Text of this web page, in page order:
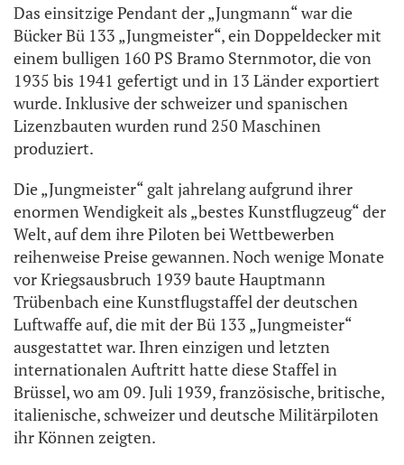
Das einsitzige Pendant der „Jungmann“ war die
Bücker Bü 133 „Jungmeister“, ein Doppeldecker mit
einem bulligen 160 PS Bramo Sternmotor, die von
1935 bis 1941 gefertigt und in 13 Länder exportiert
wurde. Inklusive der schweizer und spanischen
Lizenzbauten wurden rund 250 Maschinen
produziert.
Die „Jungmeister“ galt jahrelang aufgrund ihrer
enormen Wendigkeit als „bestes Kunstflugzeug“ der
Welt, auf dem ihre Piloten bei Wettbewerben
reihenweise Preise gewannen. Noch wenige Monate
vor Kriegsausbruch 1939 baute Hauptmann
Trübenbach eine Kunstflugstaffel der deutschen
Luftwaffe auf, die mit der Bü 133 „Jungmeister“
ausgestattet war. Ihren einzigen und letzten
internationalen Auftritt hatte diese Staffel in
Brüssel, wo am 09. Juli 1939, französische, britische,
italienische, schweizer und deutsche Militärpiloten
ihr Können zeigten.